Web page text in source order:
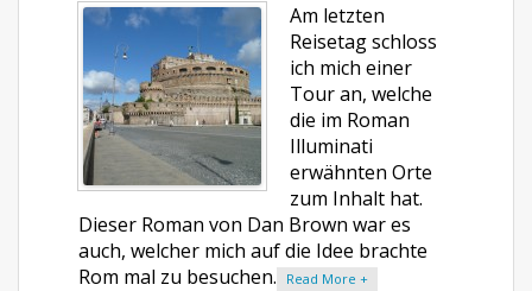
Am letzten
Reisetag schloss
ich mich einer
Tour an, welche
die im Roman
Illuminati
erwähnten Orte
zum Inhalt hat.
Dieser Roman von Dan Brown war es
auch, welcher mich auf die Idee brachte
Rom mal zu besuchen.
Read More +